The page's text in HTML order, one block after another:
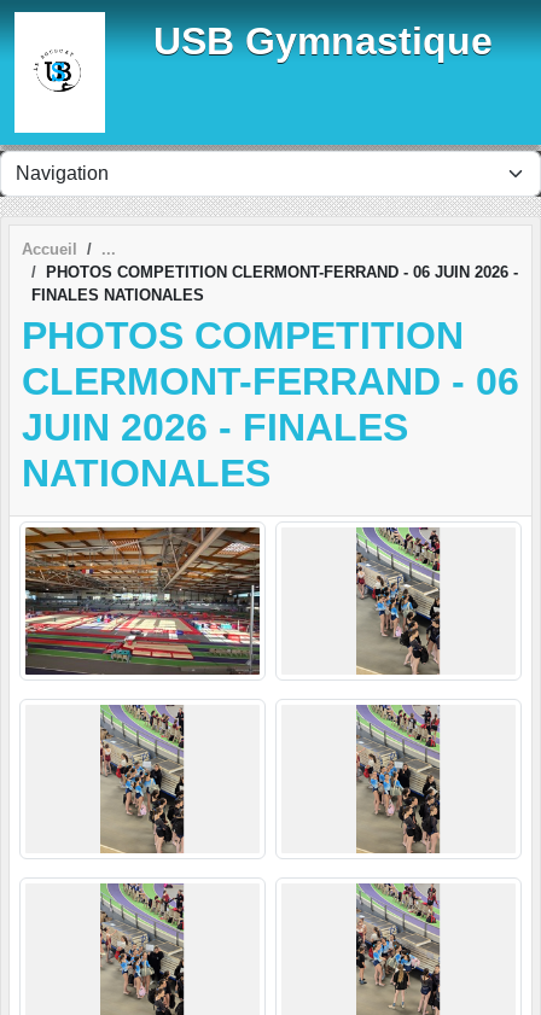
USB Gymnastique
Accueil
PHOTOS COMPETITION CLERMONT-FERRAND - 06 JUIN 2026 -
FINALES NATIONALES
PHOTOS COMPETITION
CLERMONT-FERRAND - 06
JUIN 2026 - FINALES
NATIONALES
Panneau de gestion des cookies